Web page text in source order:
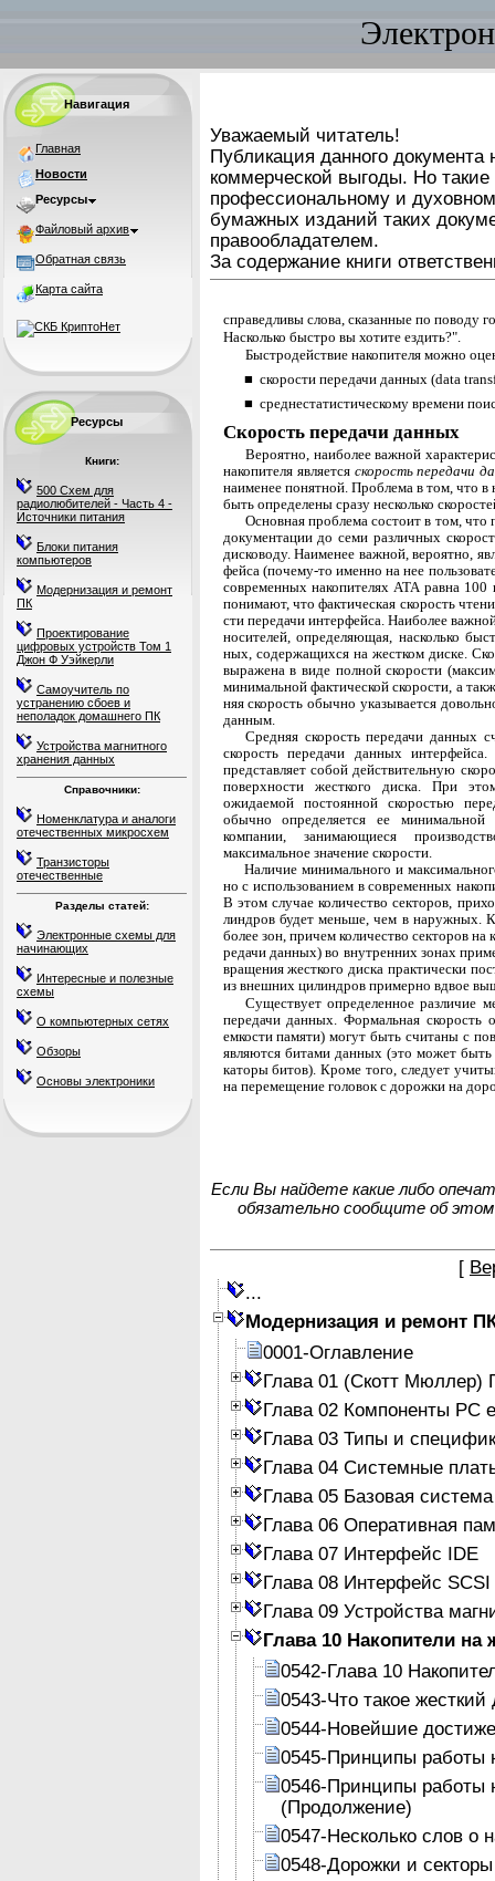
Навигация
Главная
Новости
Ресурсы
Файловый архив
Обратная связь
Карта сайта
Ресурсы
Книги:
500 Схем для
радиолюбителей - Часть 4 -
Источники питания
Блоки питания
компьютеров
Модернизация и ремонт
ПК
Проектирование
цифровых устройств Том 1
Джон Ф Уэйкерли
Самоучитель по
устранению сбоев и
неполадок домашнего ПК
Устройства магнитного
хранения данных
Справочники:
Номенклатура и аналоги
отечественных микросхем
Транзисторы
отечественные
Разделы статей:
Электронные схемы для
начинающих
Интересные и полезные
схемы
О компьютерных сетях
Обзоры
Основы электроники
Уважаемый читатель!
Публикация данного документа
коммерческой выгоды. Но
профессиональному и
бумажных изданий таких
правообладателем.
За содержание книги
справедливы слова, сказанные по поводу
Насколько быстро вы хотите ездить?".
Быстродействие накопителя можно
■ скорости передачи данных (data
■ среднестатистическому времени
Скорость передачи данных
Вероятно, наиболее важной
накопителя является скорость передачи
наименее понятной. Проблема в том, что в
быть определены сразу несколько
Основная проблема состоит в том, что
документации до семи различных
дисководу. Наименее важной, вероятно,
фейса (почему-то именно на нее
современных накопителях АТА равна
понимают, что фактическая скорость
сти передачи интерфейса. Наиболее
носителей, определяющая, насколько
ных, содержащихся на жестком диске.
выражена в виде полной скорости
минимальной фактической скорости, а
няя скорость обычно указывается
данным.
Средняя скорость передачи данных
ско­рость передачи данных
представляет собой действительную
поверхности жесткого диска. При
ожидаемой постоян­ной скоростью
обычно определяется ее
компании, занимающиеся
максимальное значение скорости.
Наличие минимального и
но с использованием в современных
В этом случае количество секторов,
линдров будет меньше, чем в наружных.
более зон, причем количество секторов
редачи данных) во внутренних зонах
вращения жесткого диска практически
из внешних цилиндров примерно вдвое
Существует определенное различие
передачи данных. Формальная скорость
емкости памяти) могут быть считаны с
являются битами данных (это может
каторы битов). Кроме того, следует
на перемещение головок с дорожки на
Если Вы найдете какие либо
обязательно сообщите об
[
Модернизация и ремонт
0001-Оглавление
Глава 01 (Скотт Мюллер)
Глава 02 Компоненты PC
Глава 03 Типы и
Глава 04 Системные
Глава 05 Базовая
Глава 06 Оперативная
Глава 07 Интерфейс IDE
Глава 08 Интерфейс SCSI
Глава 09 Устройства
Глава 10 Накопители на
0542-Глава 10
0543-Что такое жесткий
0544-Новейшие
0545-Принципы работы
0546-Принципы работы
(Продолжение)
0547-Несколько слов о
0548-Дорожки и секторы